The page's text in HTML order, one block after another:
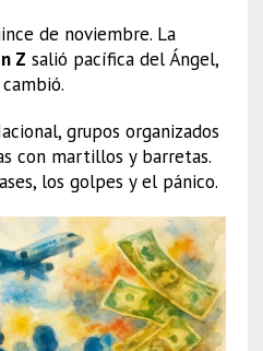
de noviembre. La
Z salió pacífica del Ángel,
grupos organizados
con martillos y barretas.
los golpes y el pánico.